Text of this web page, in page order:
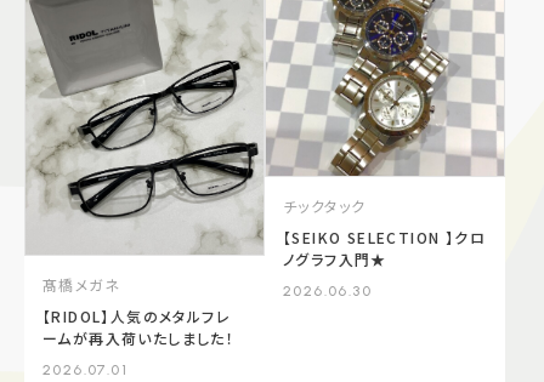
髙橋メガネ
【RIDOL】人気のメタルフレ
ームが再入荷いたしました！
2026.07.01
チックタック
【SEIKO SELECTION 】クロ
ノグラフ入門★
2026.06.30